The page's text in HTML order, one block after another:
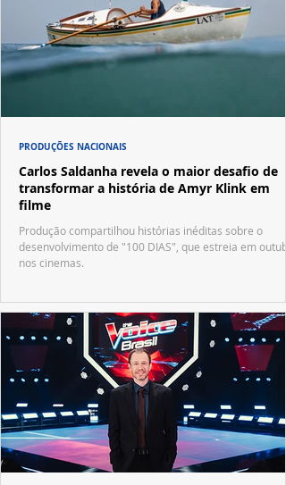
Carlos Saldanha revela o maior desafio de
transformar a história de Amyr Klink em
filme
Produção compartilhou histórias inéditas sobre o
desenvolvimento de "100 DIAS", que estreia em
nos cinemas.
PRODUÇÕES NACIONAIS